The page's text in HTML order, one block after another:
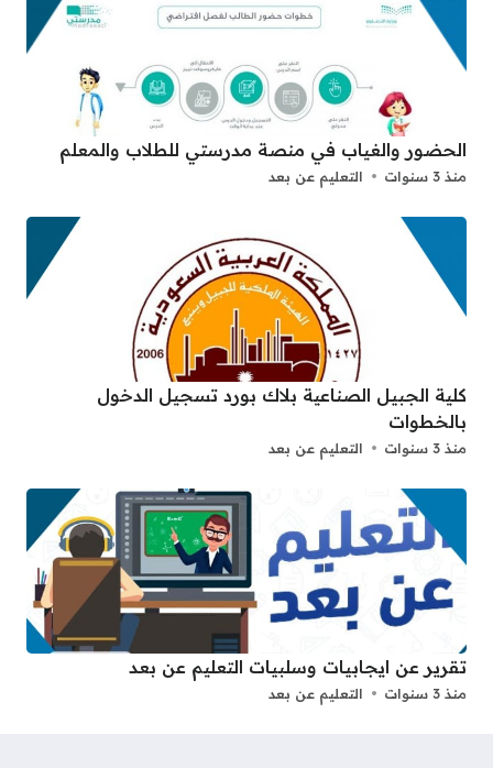
الحضور والغياب في منصة مدرستي للطلاب والمعلم
منذ 3 سنوات التعليم عن بعد
كلية الجبيل الصناعية بلاك بورد تسجيل الدخول
بالخطوات
منذ 3 سنوات التعليم عن بعد
تقرير عن ايجابيات وسلبيات التعليم عن بعد
منذ 3 سنوات التعليم عن بعد